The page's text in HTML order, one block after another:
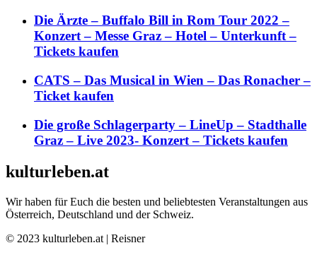
Die Ärzte – Buffalo Bill in Rom Tour 2022 –
Konzert – Messe Graz – Hotel – Unterkunft –
Tickets kaufen
CATS – Das Musical in Wien – Das Ronacher –
Ticket kaufen
Die große Schlagerparty – LineUp – Stadthalle
Graz – Live 2023- Konzert – Tickets kaufen
kulturleben.at
Wir haben für Euch die besten und beliebtesten Veranstaltungen aus
Österreich, Deutschland und der Schweiz.
© 2023 kulturleben.at | Reisner